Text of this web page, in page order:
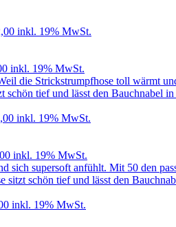
inkl. 19% MwSt.
inkl. 19% MwSt.
inkl. 19% MwSt.
inkl. 19% MwSt.
inkl. 19% MwSt.